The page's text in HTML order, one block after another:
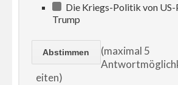
Die Kriegs-Politik von
Trump
(maximal 5
eiten)